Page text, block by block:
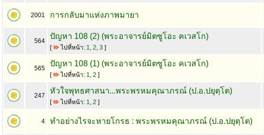
2001 การกลับมาแห่งภาพมายา
564
ปัญหา 108 (2) (พระอาจารย์มิตซูโอะ คเวสโก)
[ ไปที่หน้า: 1, 2, 3 ]
565
ปัญหา 108 (1) (พระอาจารย์มิตซูโอะ คเวสโก)
[ ไปที่หน้า: 1, 2 ]
247
หัวใจพุทธศาสนา...พระพรหมคุณาภรณ์ (ป.อ.ปยุตฺโต)
[ ไปที่หน้า: 1, 2 ]
4 ทำอย่างไรจะหายโกรธ : พระพรหมคุณาภรณ์ (ป.อ.ปยุตฺโต)